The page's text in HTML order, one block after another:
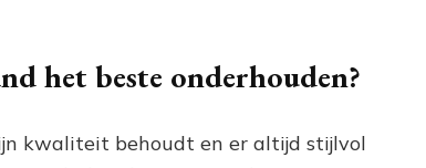
het beste onderhouden?
kwaliteit behoudt en er altijd stijlvol